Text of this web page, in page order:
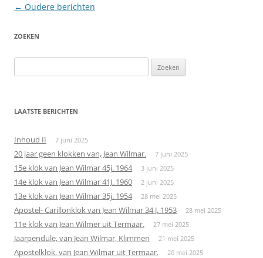
Berichtnavigatie
← Oudere berichten
ZOEKEN
naar:
LAATSTE BERICHTEN
Inhoud II 7 juni 2025
20 jaar geen klokken van, Jean Wilmar. 7 juni 2025
15e klok van Jean Wilmar 45j. 1964 3 juni 2025
14e klok van Jean Wilmar 41J. 1960 2 juni 2025
13e klok van Jean Wilmar 35j. 1954 28 mei 2025
Apostel- Carillonklok van Jean Wilmar 34 J. 1953 28 mei 2025
11e klok van Jean Wilmer uit Termaar. 27 mei 2025
Jaarpendule, van Jean Wilmar, Klimmen 21 mei 2025
Apostelklok, van Jean Wilmar uit Termaar. 20 mei 2025